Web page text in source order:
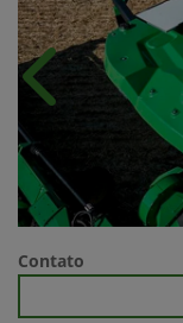
Anterior
Contato